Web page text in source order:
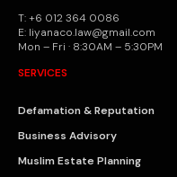
T: +6 012 364 0086
E: liyanaco.law@gmail.com
Mon – Fri · 8:30AM – 5:30PM
SERVICES
Defamation & Reputation
Business Advisory
Muslim Estate Planning